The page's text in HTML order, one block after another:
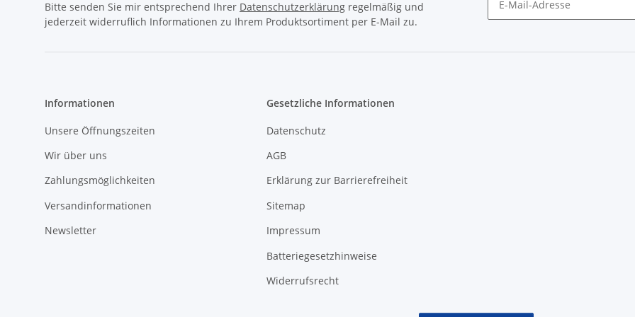
Bitte senden Sie mir entsprechend Ihrer Datenschutzerklärung regelmäßig und
jederzeit widerruflich Informationen zu Ihrem Produktsortiment per E-Mail zu.
Informationen
Unsere Öffnungszeiten
Wir über uns
Zahlungsmöglichkeiten
Versandinformationen
Newsletter
Gesetzliche Informationen
Datenschutz
AGB
Erklärung zur Barrierefreiheit
Sitemap
Impressum
Batteriegesetzhinweise
Widerrufsrecht